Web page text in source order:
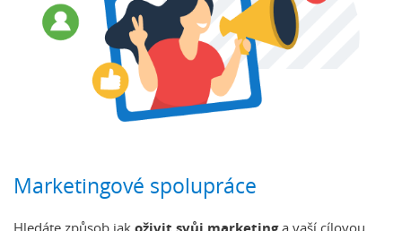
Marketingové spolupráce